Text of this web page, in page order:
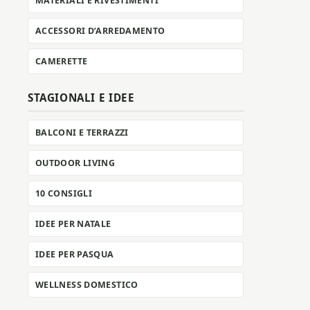
ACCESSORI D’ARREDAMENTO
CAMERETTE
STAGIONALI E IDEE
BALCONI E TERRAZZI
OUTDOOR LIVING
10 CONSIGLI
IDEE PER NATALE
IDEE PER PASQUA
WELLNESS DOMESTICO